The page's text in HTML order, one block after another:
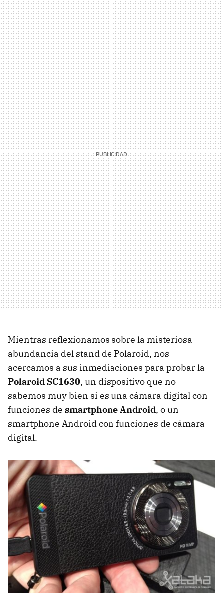
Mientras reflexionamos sobre la misteriosa
abundancia del stand de Polaroid, nos
acercamos a sus inmediaciones para probar la
Polaroid SC1630, un dispositivo que no
sabemos muy bien si es una cámara digital con
funciones de smartphone Android, o un
smartphone Android con funciones de cámara
digital.